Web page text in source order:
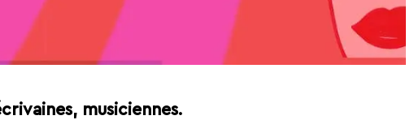
musiciennes.